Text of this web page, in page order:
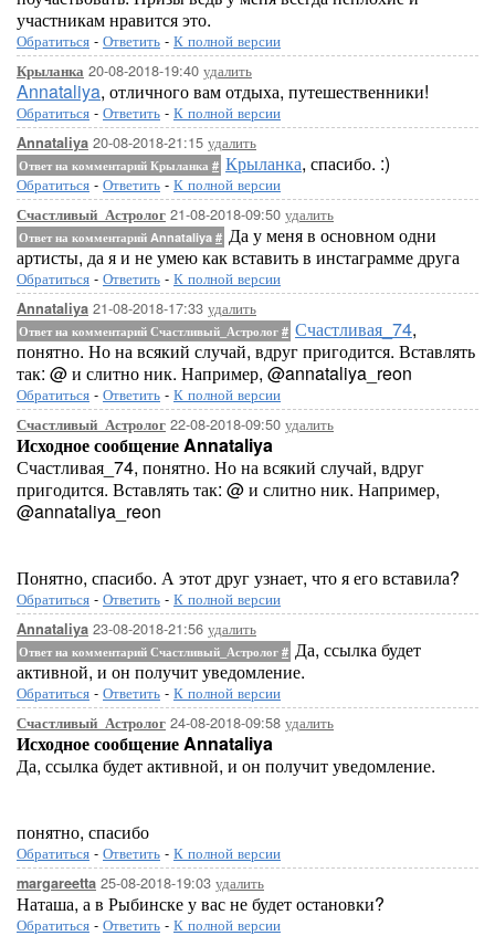
участникам нравится это.
Обратиться - Ответить - К полной версии
Крыланка 20-08-2018-19:40 удалить
Annataliya, отличного вам отдыха, путешественники!
Обратиться - Ответить - К полной версии
Annataliya 20-08-2018-21:15 удалить
Ответ на комментарий Крыланка # Крыланка, спасибо. :)
Обратиться - Ответить - К полной версии
Счастливый_Астролог 21-08-2018-09:50 удалить
Ответ на комментарий Annataliya # Да у меня в основном одни
артисты, да я и не умею как вставить в инстаграмме друга
Обратиться - Ответить - К полной версии
Annataliya 21-08-2018-17:33 удалить
Ответ на комментарий Счастливый_Астролог # Счастливая_74,
понятно. Но на всякий случай, вдруг пригодится. Вставлять
так: @ и слитно ник. Например, @annataliya_reon
Обратиться - Ответить - К полной версии
Счастливый_Астролог 22-08-2018-09:50 удалить
Исходное сообщение Annataliya
Счастливая_74, понятно. Но на всякий случай, вдруг
пригодится. Вставлять так: @ и слитно ник. Например,
@annataliya_reon
Понятно, спасибо. А этот друг узнает, что я его вставила?
Обратиться - Ответить - К полной версии
Annataliya 23-08-2018-21:56 удалить
Ответ на комментарий Счастливый_Астролог # Да, ссылка будет
активной, и он получит уведомление.
Обратиться - Ответить - К полной версии
Счастливый_Астролог 24-08-2018-09:58 удалить
Исходное сообщение Annataliya
Да, ссылка будет активной, и он получит уведомление.
понятно, спасибо
Обратиться - Ответить - К полной версии
margareetta 25-08-2018-19:03 удалить
Наташа, а в Рыбинске у вас не будет остановки?
Обратиться - Ответить - К полной версии